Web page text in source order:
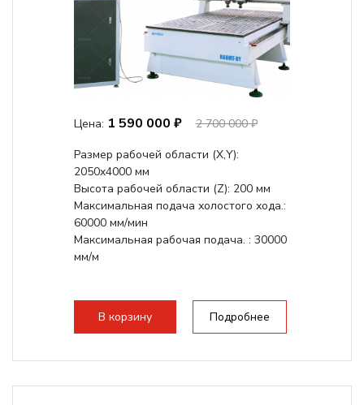
Цена: 1 590 000 ₽
2 700 000 ₽
Размер рабочей области (Х,Y):
2050x4000 мм
Высота рабочей области (Z): 200 мм
Максимальная подача холостого хода.:
60000 мм/мин
Максимальная рабочая подача. : 30000
мм/м
В корзину Подробнее